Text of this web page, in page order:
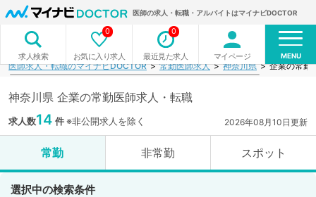
医師の求人・転職・アルバイトはマイナビDOCTOR
求人検索 お気に入り求人
0
最近見た求人
0
マイページ MENU
医師求人・転職のマイナビDOCTOR 常勤医師求人 神奈川県 企業の常勤
神奈川県 企業の常勤医師求人・転職
求人数14 件※非公開求人を除く 2026年08月10日更新
常勤 非常勤 スポット
選択中の検索条件